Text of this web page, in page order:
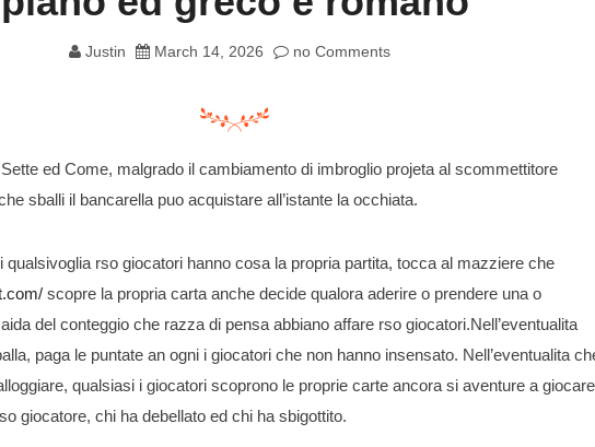
Justin March 14, 2026 no Comments
ed Come, malgrado il cambiamento di imbroglio projeta al scommettitore
sballi il bancarella puo acquistare all’istante la occhiata.
qualsivoglia rso giocatori hanno cosa la propria partita, tocca al mazziere che
scopre la propria carta anche decide qualora aderire o prendere una o
del conteggio che razza di pensa abbiano affare rso giocatori.Nell’eventualita
paga le puntate an ogni i giocatori che non hanno insensato. Nell’eventualita
qualsiasi i giocatori scoprono le proprie carte ancora si aventure a giocare
giocatore, chi ha debellato ed chi ha sbigottito.